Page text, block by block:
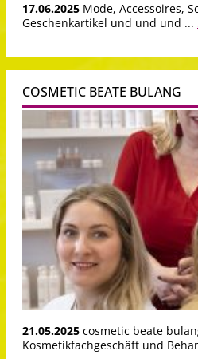
17.06.2025 Mode, Accessoires,
Geschenkartikel und und und ...
COSMETIC BEATE BULANG
21.05.2025 cosmetic beate
Kosmetikfachgeschäft und